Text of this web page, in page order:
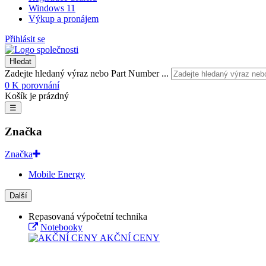
Windows 11
Výkup a pronájem
Přihlásit se
Hledat
Zadejte hledaný výraz nebo Part Number ...
0 K porovnání
Košík je prázdný
☰
Značka
Značka
Mobile Energy
Další
Repasovaná výpočetní technika
Notebooky
AKČNÍ CENY